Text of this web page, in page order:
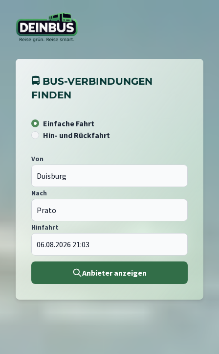
🚍 BUS-VERBINDUNGEN
FINDEN
Einfache Fahrt
Hin- und Rückfahrt
Von
Nach
Hinfahrt
Anbieter anzeigen